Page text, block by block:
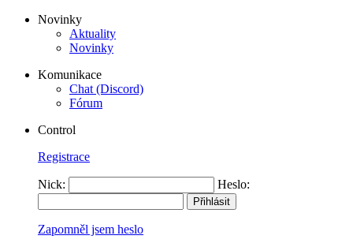
Novinky
Aktuality
Novinky
Komunikace
Chat (Discord)
Fórum
Control
Registrace
Nick: Heslo:
Zapomněl jsem heslo